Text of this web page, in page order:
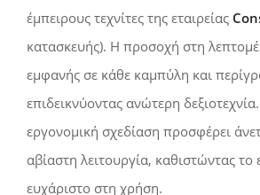
έμπειρους τεχνίτες της εταιρείας
κατασκευής). Η προσοχή στη
εμφανής σε κάθε καμπύλη και
επιδεικνύοντας ανώτερη
εργονομική σχεδίαση προσφέρει
αβίαστη λειτουργία, καθιστώντας το
ευχάριστο στη χρήση.